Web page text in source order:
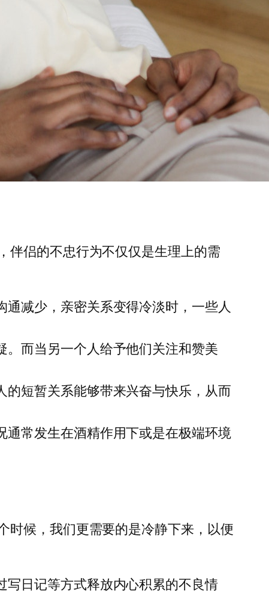
伴侣的不忠行为不仅仅是生理上的需
减少，亲密关系变得冷淡时，一些人
。而当另一个人给予他们关注和赞美
短暂关系能够带来兴奋与快乐，从而
通常发生在酒精作用下或是在极端环境
时候，我们更需要的是冷静下来，以便
日记等方式释放内心积累的不良情